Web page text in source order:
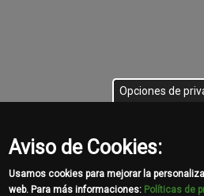
Opciones de
Aviso de Cookies:
Usamos cookies para mejorar la
web. Para más informaciones: Políticas de